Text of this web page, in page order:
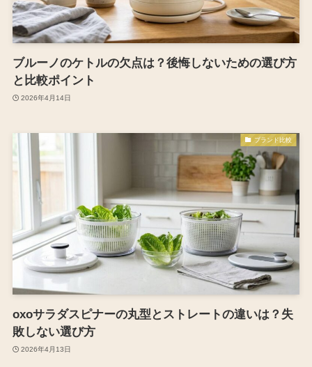
ブルーノのケトルの欠点は？後悔しないための選び方
と比較ポイント
2026年4月14日
ブランド比較
oxoサラダスピナーの丸型とストレートの違いは？失
敗しない選び方
2026年4月13日